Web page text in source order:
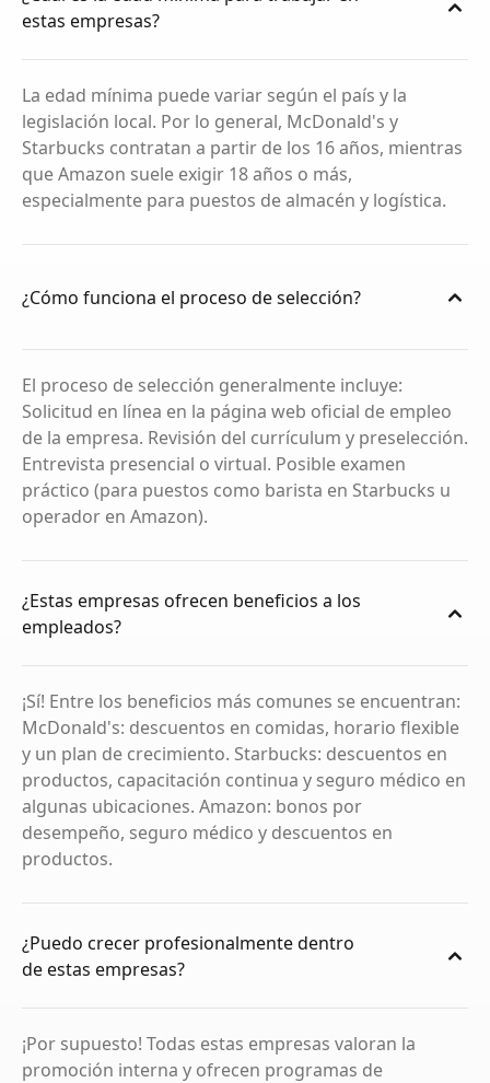
estas empresas?
La edad mínima puede variar según el país y la
legislación local. Por lo general, McDonald's y
Starbucks contratan a partir de los 16 años, mientras
que Amazon suele exigir 18 años o más,
especialmente para puestos de almacén y logística.
¿Cómo funciona el proceso de selección?
El proceso de selección generalmente incluye:
Solicitud en línea en la página web oficial de empleo
de la empresa. Revisión del currículum y preselección.
Entrevista presencial o virtual. Posible examen
práctico (para puestos como barista en Starbucks u
operador en Amazon).
¿Estas empresas ofrecen beneficios a los
empleados?
¡Sí! Entre los beneficios más comunes se encuentran:
McDonald's: descuentos en comidas, horario flexible
y un plan de crecimiento. Starbucks: descuentos en
productos, capacitación continua y seguro médico en
algunas ubicaciones. Amazon: bonos por
desempeño, seguro médico y descuentos en
productos.
¿Puedo crecer profesionalmente dentro
de estas empresas?
¡Por supuesto! Todas estas empresas valoran la
promoción interna y ofrecen programas de